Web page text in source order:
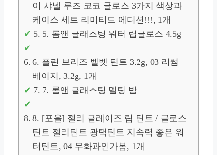
이 샤넬 루즈 코코 글로스 3가지 색상과
케이스 세트 리미티드 에디션!!!, 1개
5. 롬앤 글래스팅 워터 립글로스 4.5g
6. 플린 브리즈 벨벳 틴트 3.2g, 03 리썸
베이지, 3.2g, 1개
7. 롬앤 글래스팅 멜팅 밤
8. [포을] 젤리 글레이즈 립 틴트 / 글로스
틴트 젤리틴트 광택틴트 지속력 좋은 워
터틴트, 04 무화과인가봄, 1개